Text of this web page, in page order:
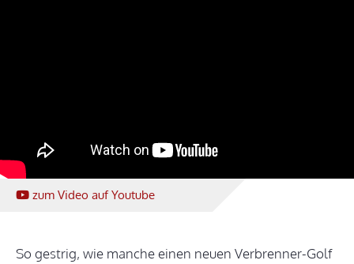
zum Video auf Youtube
So gestrig, wie manche einen neuen Verbrenner-Golf